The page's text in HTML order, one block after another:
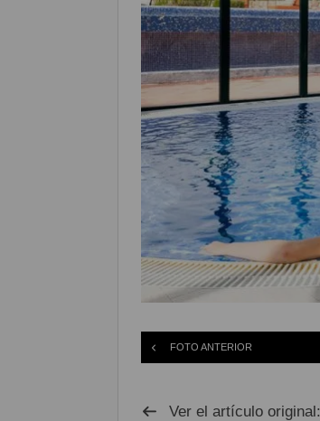
FOTO ANTERIOR
Ver el artículo original: